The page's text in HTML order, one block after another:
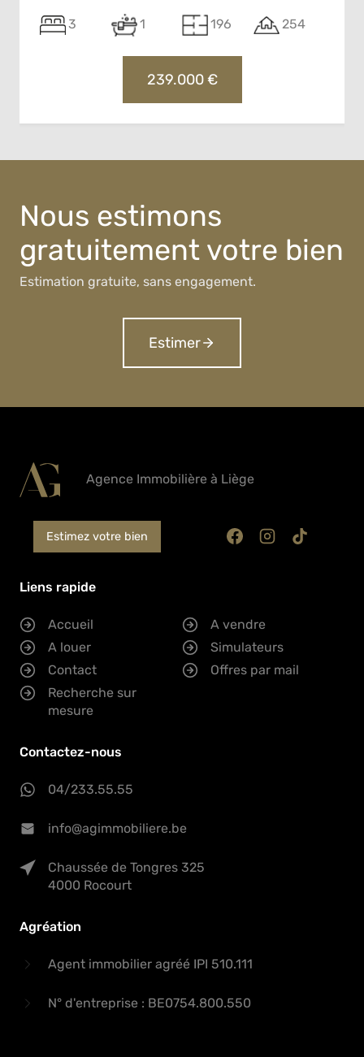
3 1 196 254
239.000 €
Nous estimons
gratuitement votre bien
Estimation gratuite, sans engagement.
Estimer
Agence Immobilière à Liège
Estimez votre bien
Liens rapide
Accueil
A vendre
A louer
Simulateurs
Contact
Offres par mail
Recherche sur
mesure
Contactez-nous
04/233.55.55
info@agimmobiliere.be
Chaussée de Tongres 325
4000 Rocourt
Agréation
Agent immobilier agréé IPI 510.111
N° d'entreprise : BE0754.800.550